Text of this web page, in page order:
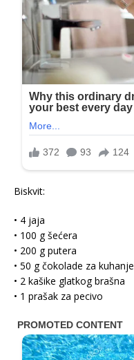
Biskvit:
• 4 jaja
• 100 g šećera
• 200 g putera
• 50 g čokolade za kuhanje
• 2 kašike glatkog brašna
• 1 prašak za pecivo